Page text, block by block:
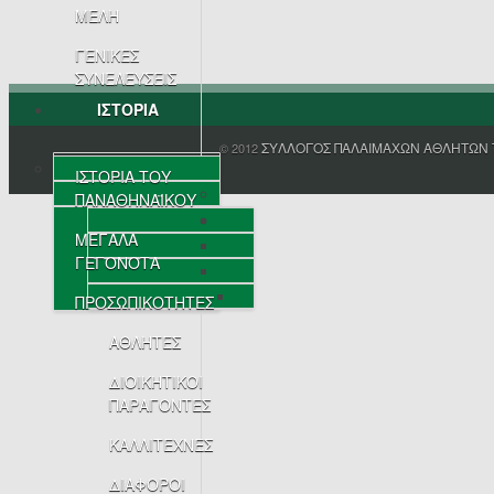
ΜΕΛΗ
ΓΕΝΙΚΕΣ
ΣΥΝΕΛΕΥΣΕΙΣ
ΙΣΤΟΡΙΑ
ΙΣΤΟΡΙΑ ΤΟΥ
ΠΑΝΑΘΗΝΑΪΚΟΥ
ΜΕΓΑΛΑ
ΓΕΓΟΝΟΤΑ
ΠΡΟΣΩΠΙΚΟΤΗΤΕΣ
ΑΘΛΗΤΕΣ
ΔΙΟΙΚΗΤΙΚΟΙ
ΠΑΡΑΓΟΝΤΕΣ
ΚΑΛΛΙΤΕΧΝΕΣ
ΔΙΑΦΟΡΟΙ
© 2012ΣΥΛΛΟΓΟΣ ΠΑΛΑΙΜΑΧΩΝ ΑΘΛΗΤΩΝ